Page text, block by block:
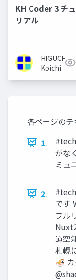
KH Coder 3 チ
リアル
HIGUCHI
Koichi
各ページのテ
1.
がな
ミュ
2.
です
フル
道空
札幌
🍜 カ